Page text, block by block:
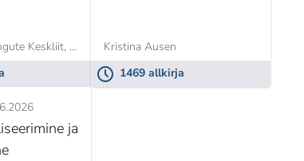
Keskliit, Kaia VaskKristina Ausen
1469 allkirja
ja